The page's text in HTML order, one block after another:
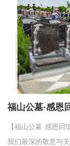
福山公墓·感恩
【福山公墓·感恩
我们最深的敬意与